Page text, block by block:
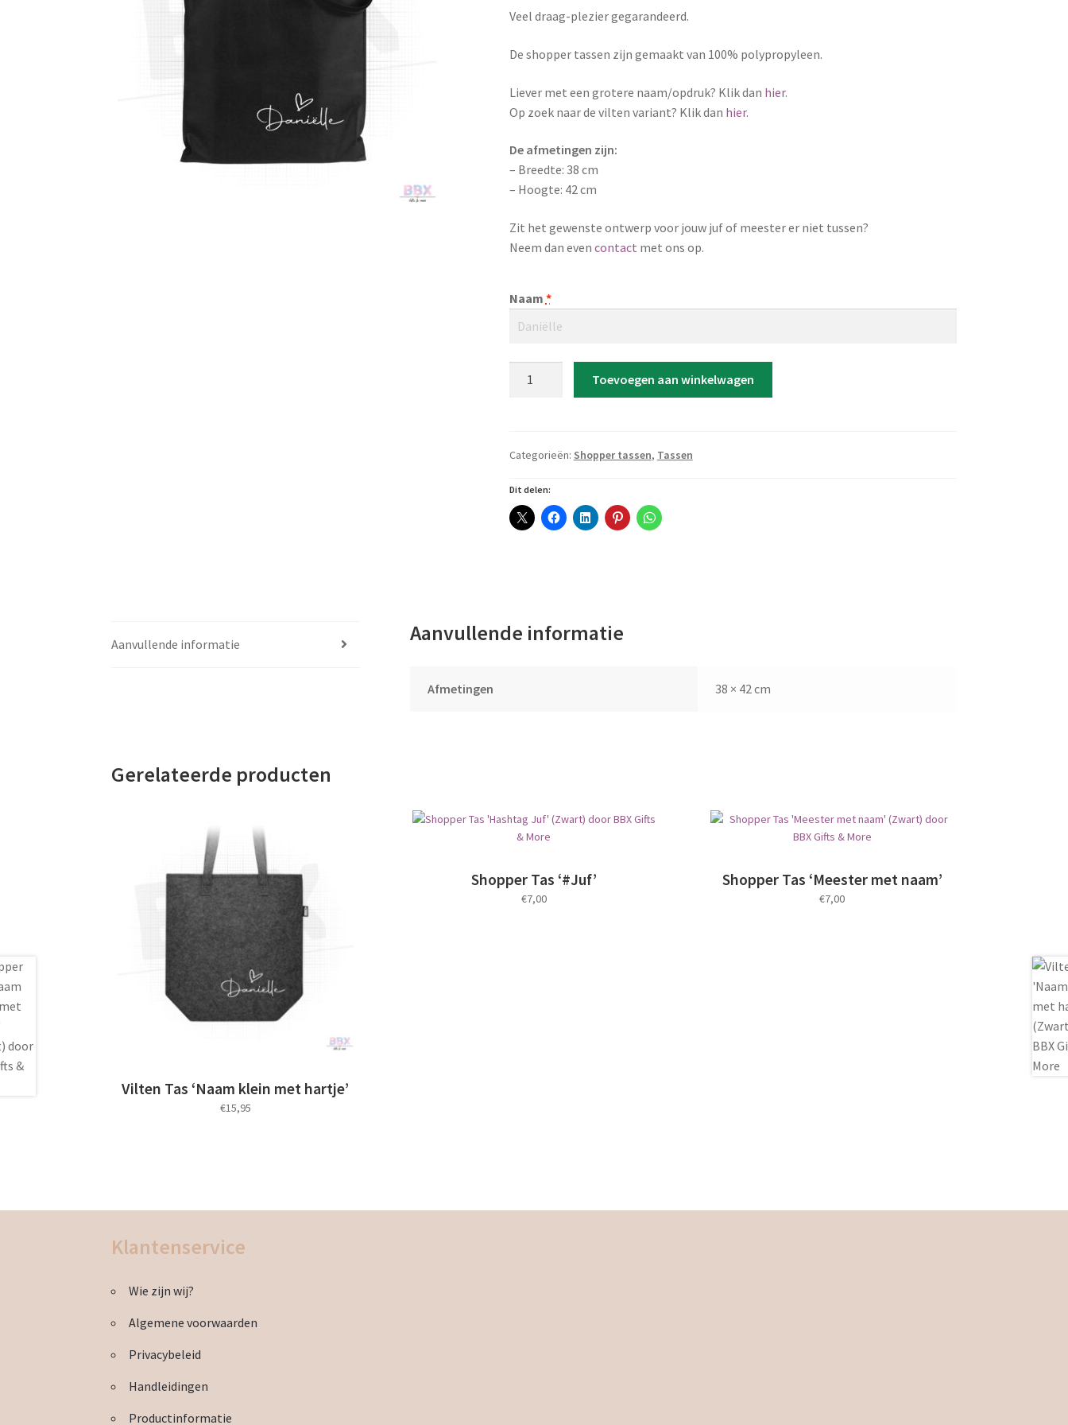
Veel draag-plezier gegarandeerd.
De shopper tassen zijn gemaakt van 100% polypropyleen.
Liever met een grotere naam/opdruk? Klik dan hier.
Op zoek naar de vilten variant? Klik dan hier.
De afmetingen zijn:
– Breedte: 38 cm
– Hoogte: 42 cm
Zit het gewenste ontwerp voor jouw juf of meester er niet tussen?
Neem dan even contact met ons op.
Naam *
met
aantal
Toevoegen aan winkelwagen
Categorieën: Shopper tassen, Tassen
Dit delen:
Aanvullende informatie Aanvullende informatie
Afmetingen 38 × 42 cm
Gerelateerde producten
Vilten Tas ‘Naam klein met hartje’
€15,95
Shopper Tas ‘#Juf’
€7,00
Shopper Tas ‘Meester met naam’
€7,00
Klantenservice
Wie zijn wij?
Algemene voorwaarden
Privacybeleid
Handleidingen
Productinformatie